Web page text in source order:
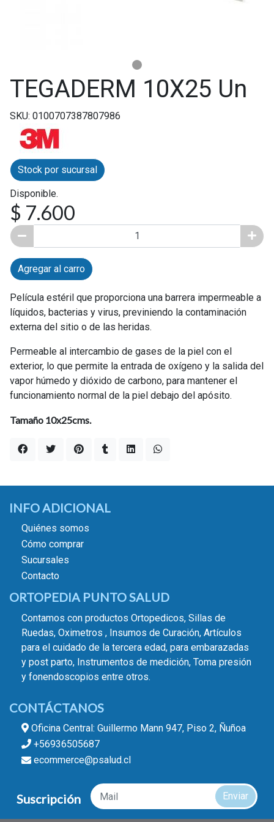
TEGADERM 10X25 Un
SKU: 0100707387807986
Stock por sucursal
Disponible.
$ 7.600
Agregar al carro
Película estéril que proporciona una barrera impermeable a
líquidos, bacterias y virus, previniendo la contaminación
externa del sitio o de las heridas.
Permeable al intercambio de gases de la piel con el
exterior, lo que permite la entrada de oxígeno y la salida del
vapor húmedo y dióxido de carbono, para mantener el
funcionamiento normal de la piel debajo del apósito.
Tamaño 10x25cms.
INFO ADICIONAL
Quiénes somos
Cómo comprar
Sucursales
Contacto
ORTOPEDIA PUNTO SALUD
Contamos con productos Ortopedicos, Sillas de
Ruedas, Oximetros , Insumos de Curación, Artículos
para el cuidado de la tercera edad, para embarazadas
y post parto, Instrumentos de medición, Toma presión
y fonendoscopios entre otros.
CONTÁCTANOS
Oficina Central: Guillermo Mann 947, Piso 2, Ñuñoa
+56936505687
ecommerce@psalud.cl
Suscripción Enviar